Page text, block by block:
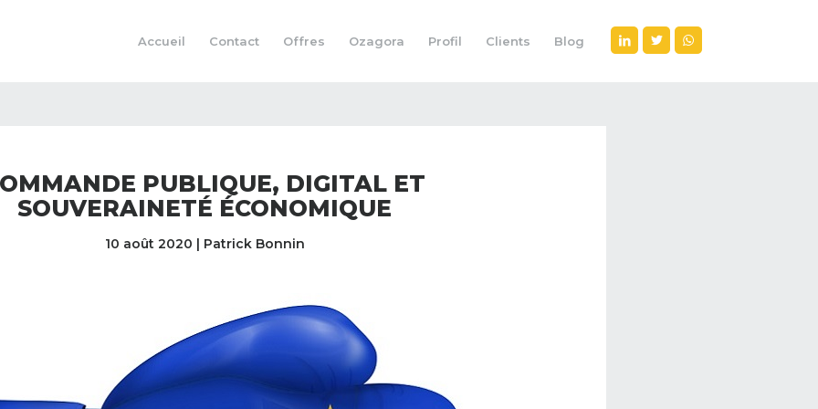
Accueil Contact Offres Ozagora Profil Clients Blog
PUBLIQUE, DIGITAL ET
SOUVERAINETÉ ÉCONOMIQUE
10 août 2020 | Patrick Bonnin